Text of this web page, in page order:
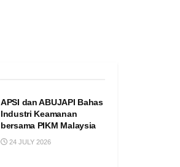
APSI dan ABUJAPI Bahas
Industri Keamanan
bersama PIKM Malaysia
24 JULY 2026